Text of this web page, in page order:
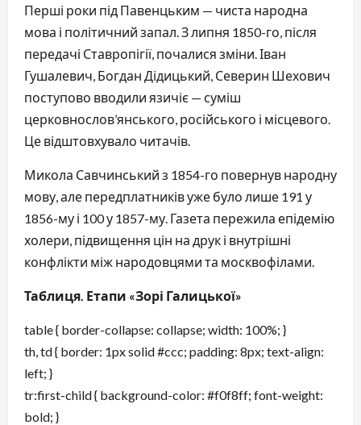
Перші роки під Павенцьким — чиста народна
мова і політичний запал. З липня 1850-го, після
передачі Ставропігії, почалися зміни. Іван
Гушалевич, Богдан Дідицький, Северин Шехович
поступово вводили язичіє — суміш
церковнослов’янського, російського і місцевого.
Це відштовхувало читачів.
Микола Савчинський з 1854-го повернув народну
мову, але передплатників уже було лише 191 у
1856-му і 100 у 1857-му. Газета пережила епідемію
холери, підвищення цін на друк і внутрішні
конфлікти між народовцями та москвофілами.
Таблиця. Етапи «Зорі Галицької»
table { border-collapse: collapse; width: 100%; }
th, td { border: 1px solid #ccc; padding: 8px; text-align:
left; }
tr:first-child { background-color: #f0f8ff; font-weight:
bold; }